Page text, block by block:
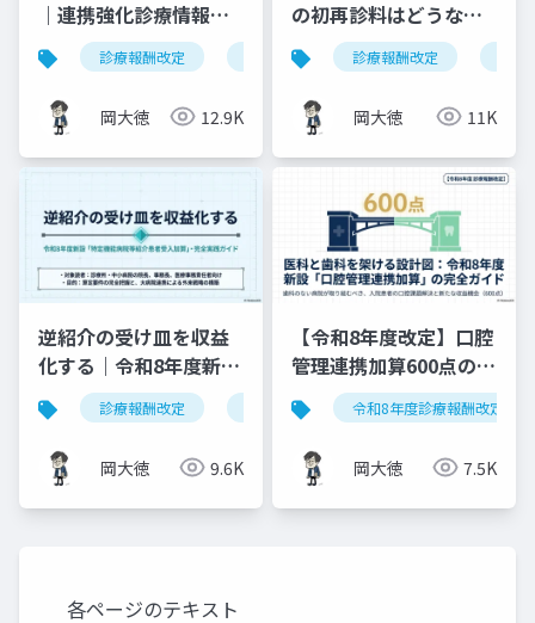
｜連携強化診療情報提
供料の見直しを図解で
解説
診療報酬改定 連携強化診療情報提供料 令和8年度
岡大徳 12.9K
の初再診料はどうな
る？算定ルールの明確
化と現場での対応ガイ
ド
診療報酬改定
岡大徳 11K
逆紹介の受け皿を収益
化する｜令和8年度新設
「特定機能病院等紹介
患者受入加算」完全実
践ガイド
診療報酬改定 特定機能病院等紹介患者受入加算
岡大徳 9.6K
【令和8年度改定】口腔
管理連携加算600点の算
定要件・施設基準まと
め
令和8年度診療報酬改定
岡大徳 7.5K
各ページのテキスト